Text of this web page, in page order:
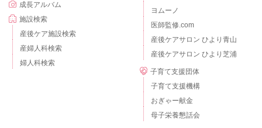
成長アルバム
施設検索
産後ケア施設検索
産婦人科検索
婦人科検索
ヨムーノ
医師監修.com
産後ケアサロン ひより青山
産後ケアサロン ひより芝浦
子育て支援団体
子育て支援機構
おぎゃー献金
母子栄養懇話会